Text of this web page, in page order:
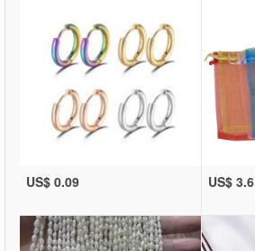
US$ 0.09 US$ 3.6